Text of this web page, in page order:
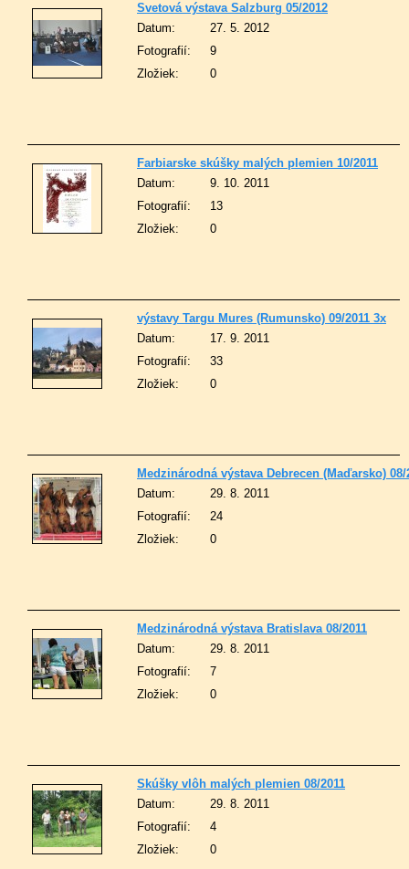
Svetová výstava Salzburg 05/2012
Datum:
27. 5. 2012
Fotografií:
9
Zložiek:
0
Farbiarske skúšky malých plemien 10/2011
Datum:
9. 10. 2011
Fotografií:
13
Zložiek:
0
výstavy Targu Mures (Rumunsko) 09/2011 3x
Datum:
17. 9. 2011
Fotografií:
33
Zložiek:
0
Medzinárodná výstava Debrecen (Maďarsko) 08/
Datum:
29. 8. 2011
Fotografií:
24
Zložiek:
0
Medzinárodná výstava Bratislava 08/2011
Datum:
29. 8. 2011
Fotografií:
7
Zložiek:
0
Skúšky vlôh malých plemien 08/2011
Datum:
29. 8. 2011
Fotografií:
4
Zložiek:
0